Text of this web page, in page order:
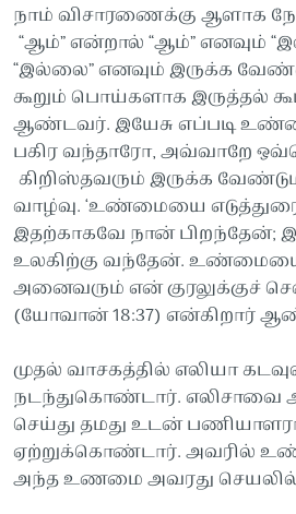
நாம் விசாரணைக்கு ஆளாக
“ஆம்” என்றால் “ஆம்” எனவும்
“இல்லை” எனவும் இருக்க
கூறும் பொய்களாக இருத்தல்
ஆண்டவர். இயேசு எப்படி
பகிர வந்தாரோ, அவ்வாறே
கிறிஸ்தவரும் இருக்க
வாழ்வு. ‘உண்மையை
இதற்காகவே நான் பிறந்தேன்;
உலகிற்கு வந்தேன்.
அனைவரும் என் குரலுக்குச்
(யோவான் 18:37) என்கிறார்
முதல் வாசகத்தில் எலியா
நடந்துகொண்டார். எலிசாவை
செய்து தமது உடன்
ஏற்றுக்கொண்டார். அவரில்
அந்த உணமை அவரது செயலில்